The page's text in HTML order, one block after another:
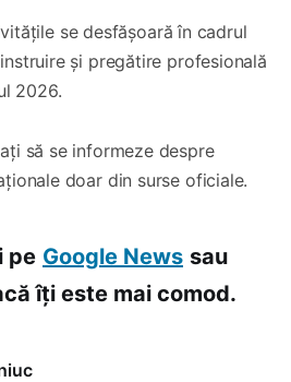
se desfășoară în cadrul
și pregătire profesională
2026.
să se informeze despre
doar din surse oficiale.
pe Google News sau
îți este mai comod.